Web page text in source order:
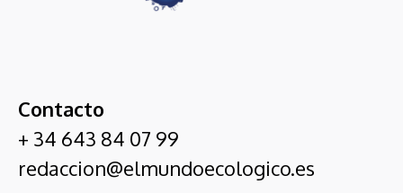
Contacto
+ 34 643 84 07 99
redaccion@elmundoecologico.es